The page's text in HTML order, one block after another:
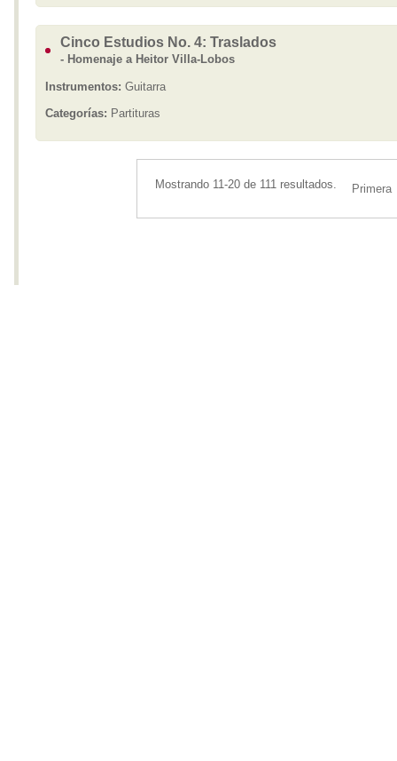
Cinco Estudios No. 4: Traslados
- Homenaje a Heitor Villa-Lobos
Instrumentos: Guitarra
Categorías: Partituras
Mostrando 11-20 de 111 resultados. Primera